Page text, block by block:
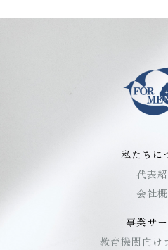
私たちに
代表
会社
事業サ
教育機関向け